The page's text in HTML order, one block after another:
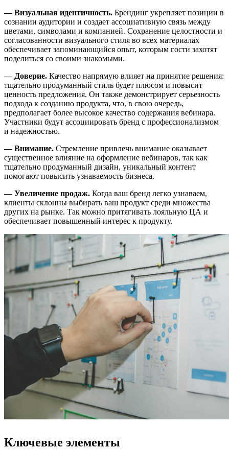
— Визуальная идентичность. Брендинг укрепляет позиции в
сознании аудитории и создает ассоциативную связь между
цветами, символами и компанией. Сохранение целостности и
согласованности визуального стиля во всех материалах
обеспечивает запоминающийся опыт, которым гости захотят
поделиться со своими знакомыми.
— Доверие. Качество напрямую влияет на принятие решения:
тщательно продуманный стиль будет плюсом и повысит
ценность предложения. Он также демонстрирует серьезность
подхода к созданию продукта, что, в свою очередь,
предполагает более высокое качество содержания вебинара.
Участники будут ассоциировать бренд с профессионализмом
и надежностью.
— Внимание. Стремление привлечь внимание оказывает
существенное влияние на оформление вебинаров, так как
тщательно продуманный дизайн, уникальный контент
помогают повысить узнаваемость бизнеса.
— Увеличение продаж. Когда ваш бренд легко узнаваем,
клиенты склонны выбирать ваш продукт среди множества
других на рынке. Так можно притягивать лояльную ЦА и
обеспечивает повышенный интерес к продукту.
Ключевые элементы